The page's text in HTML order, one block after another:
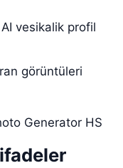
vesikalik profil
görüntüleri
Generator HS
ifadeler